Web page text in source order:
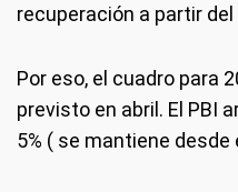
recuperación a partir del
Por eso, el cuadro para
previsto en abril. El PBI
5% ( se mantiene